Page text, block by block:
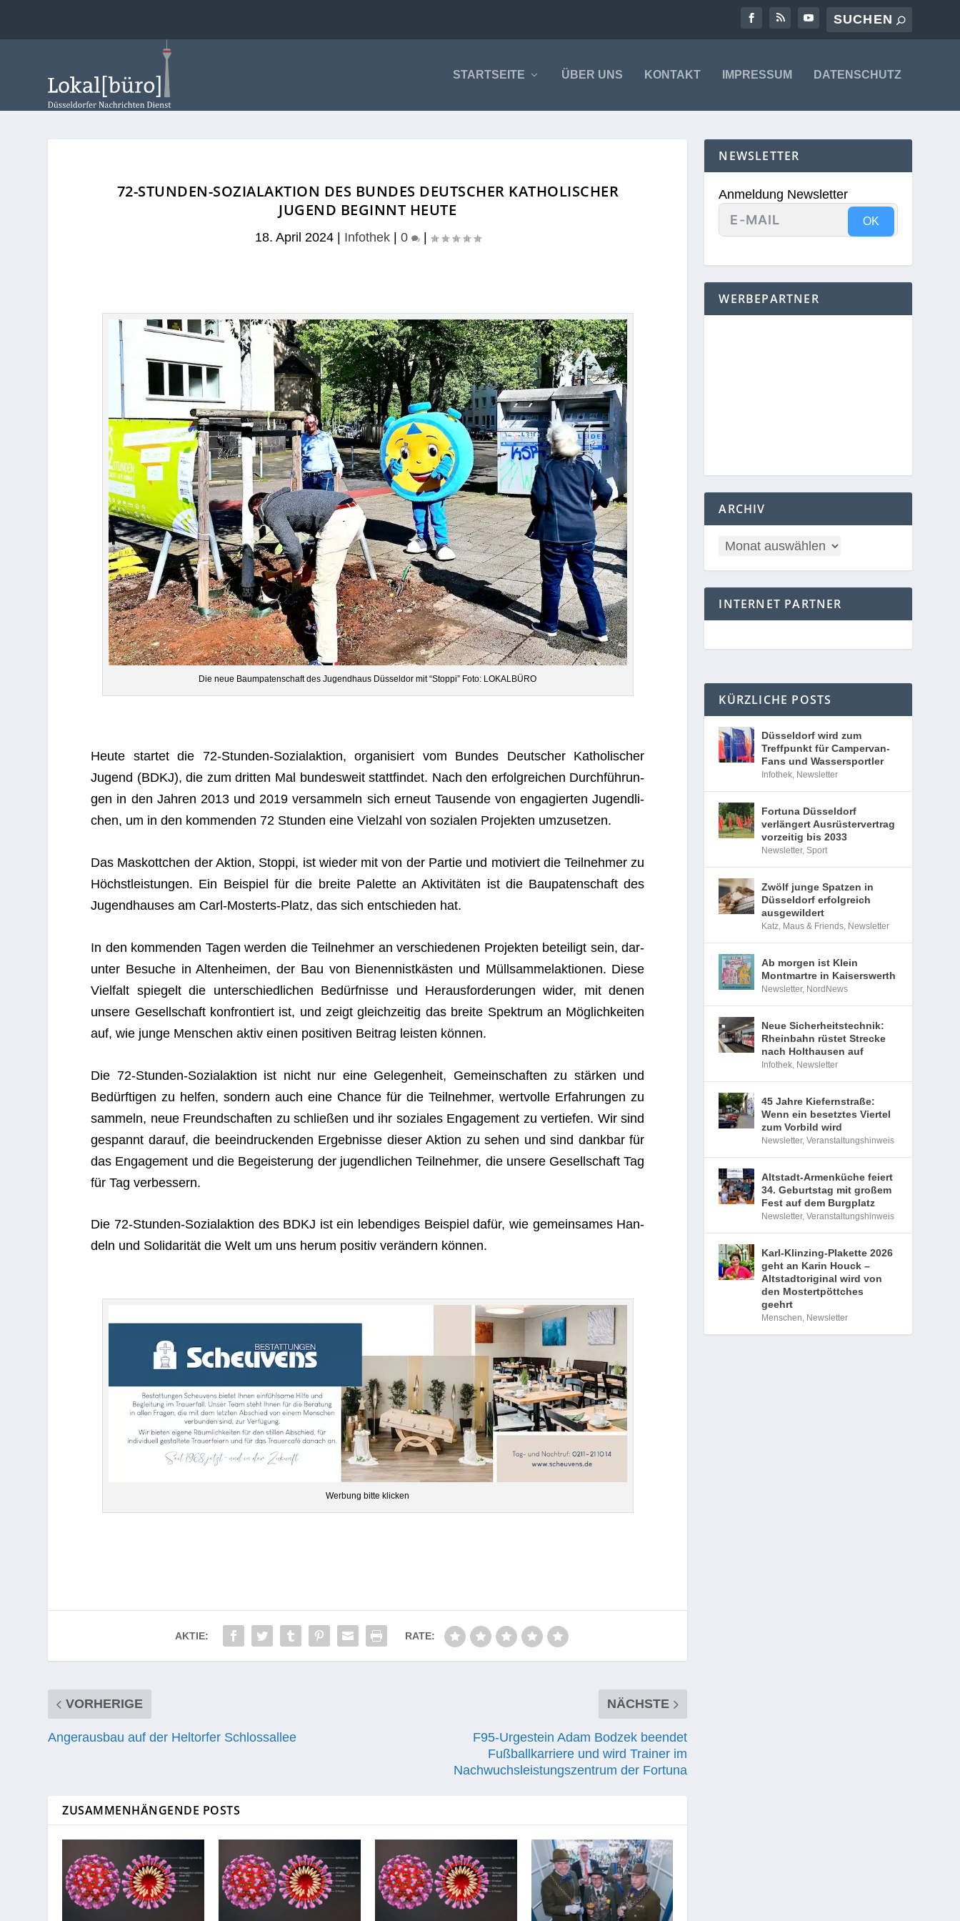
STARTSEITE ÜBER UNS KONTAKT IMPRESSUM DATENSCHUTZ
72-STUNDEN-SOZIALAKTION DES BUNDES DEUTSCHER KATHOLISCHER
JUGEND BEGINNT HEUTE
18. April 2024| Infothek| 0 |
Die neue Baum­pa­ten­schaft des Jugend­haus Düs­sel­dor mit “Stoppi” Foto: LOKALBÜRO
Heute star­tet die 72-Stun­den-Sozi­al­ak­tion, orga­ni­siert vom Bun­des Deut­scher Katho­li­scher
Jugend (BDKJ), die zum drit­ten Mal bun­des­weit statt­fin­det. Nach den erfolg­rei­chen Durch­füh­run­
gen in den Jah­ren 2013 und 2019 ver­sam­meln sich erneut Tau­sende von enga­gier­ten Jugend­li­
chen, um in den kom­men­den 72 Stun­den eine Viel­zahl von sozia­len Pro­jek­ten umzusetzen.
Das Mas­kott­chen der Aktion, Stoppi, ist wie­der mit von der Par­tie und moti­viert die Teil­neh­mer zu
Höchst­leis­tun­gen. Ein Bei­spiel für die breite Palette an Akti­vi­tä­ten ist die Bau­pa­ten­schaft des
Jugend­hau­ses am Carl-Mos­terts-Platz, das sich ent­schie­den hat.
In den kom­men­den Tagen wer­den die Teil­neh­mer an ver­schie­de­nen Pro­jek­ten betei­ligt sein, dar­
un­ter Besu­che in Alten­hei­men, der Bau von Bie­nen­nist­käs­ten und Müll­sam­mel­ak­tio­nen. Diese
Viel­falt spie­gelt die unter­schied­li­chen Bedürf­nisse und Her­aus­for­de­run­gen wider, mit denen
unsere Gesell­schaft kon­fron­tiert ist, und zeigt gleich­zei­tig das breite Spek­trum an Mög­lich­kei­ten
auf, wie junge Men­schen aktiv einen posi­ti­ven Bei­trag leis­ten können.
Die 72-Stun­den-Sozi­al­ak­tion ist nicht nur eine Gele­gen­heit, Gemein­schaf­ten zu stär­ken und
Bedürf­ti­gen zu hel­fen, son­dern auch eine Chance für die Teil­neh­mer, wert­volle Erfah­run­gen zu
sam­meln, neue Freund­schaf­ten zu schlie­ßen und ihr sozia­les Enga­ge­ment zu ver­tie­fen. Wir sind
gespannt dar­auf, die beein­dru­cken­den Ergeb­nisse die­ser Aktion zu sehen und sind dank­bar für
das Enga­ge­ment und die Begeis­te­rung der jugend­li­chen Teil­neh­mer, die unsere Gesell­schaft Tag
für Tag verbessern.
Die 72-Stun­den-Sozi­al­ak­tion des BDKJ ist ein leben­di­ges Bei­spiel dafür, wie gemein­sa­mes Han­
deln und Soli­da­ri­tät die Welt um uns herum posi­tiv ver­än­dern können.
Wer­bung bitte klicken
AKTIE: RATE:
VORHERIGE
Angerausbau auf der Heltorfer Schlossallee
NÄCHSTE
F95-Urgestein Adam Bodzek beendet
Fußballkarriere und wird Trainer im
Nachwuchsleistungszentrum der Fortuna
ZUSAMMENHÄNGENDE POSTS
NEWSLETTER
Anmeldung Newsletter
OK
WERBEPARTNER
ARCHIV
INTERNET PARTNER
KÜRZLICHE POSTS
Düsseldorf wird zum
Treffpunkt für Campervan-
Fans und Wassersportler
Infothek, Newsletter
Fortuna Düsseldorf
verlängert Ausrüstervertrag
vorzeitig bis 2033
Newsletter,Sport
Zwölf junge Spatzen in
Düsseldorf erfolgreich
ausgewildert
Katz, Maus & Friends, Newsletter
Ab morgen ist Klein
Montmartre in Kaiserswerth
Newsletter, NordNews
Neue Sicherheitstechnik:
Rheinbahn rüstet Strecke
nach Holthausen auf
Infothek, Newsletter
45 Jahre Kiefernstraße:
Wenn ein besetztes Viertel
zum Vorbild wird
Newsletter,Veranstaltungshinweis
Altstadt-Armenküche feiert
34. Geburtstag mit großem
Fest auf dem Burgplatz
Newsletter,Veranstaltungshinweis
Karl-Klinzing-Plakette 2026
geht an Karin Houck –
Altstadtoriginal wird von
den Mostertpöttches
geehrt
Menschen, Newsletter